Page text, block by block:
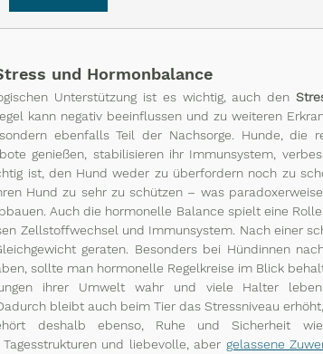
und Hormonbalance
Unterstützung ist es wichtig, auch den
kann negativ beeinflussen und zu weiteren
ebenfalls Teil der Nachsorge. Hunde, die
genießen, stabilisieren ihr Immunsystem,
ist, den Hund weder zu überfordern noch zu
Hund zu sehr zu schützen – was
Auch die hormonelle Balance spielt eine
Zellstoffwechsel und Immunsystem. Nach einer
geraten. Besonders bei Hündinnen
sollte man hormonelle Regelkreise im Blick
ihrer Umwelt wahr und viele Halter
bleibt auch beim Tier das Stressniveau
deshalb ebenso, Ruhe und Sicherheit
Tagesstrukturen und liebevolle, aber gelassene